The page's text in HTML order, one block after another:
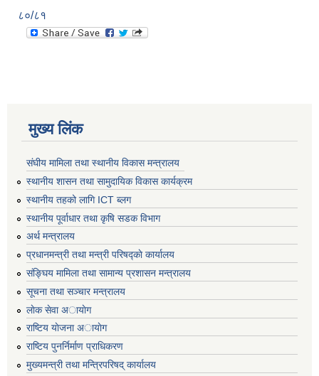
८०/८१
मुख्य लिंक
संघीय मामिला तथा स्थानीय विकास मन्त्रालय
स्थानीय शासन तथा सामुदायिक विकास कार्यक्रम
स्थानीय तहको लागि ICT ब्लग
स्थानीय पूर्वाधार तथा कृषि सडक विभाग
अर्थ मन्त्रालय
प्रधानमन्त्री तथा मन्त्री परिषद्काे कार्यालय
संङ्घिय मामिला तथा सामान्य प्रशासन मन्त्रालय
सूचना तथा सञ्चार मन्त्रालय
लाेक सेवा अायाेग
राष्टिय याेजना अायाेग
राष्टिय पुनर्निर्माण प्राधिकरण
मुख्यमन्त्री तथा मन्त्रिपरिषद् कार्यालय